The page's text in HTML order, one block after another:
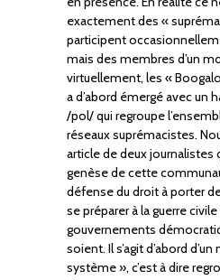
exactement des «
participent
mais des membres d’un
virtuellement, les «
a d’abord émergé avec un
/pol/ qui regroupe
réseaux suprémacistes.
article de deux journalistes
genèse de cette
défense du droit à porter
se préparer à la guerre
gouvernements
soient. Il s’agit d’abord
système », c’est à dire